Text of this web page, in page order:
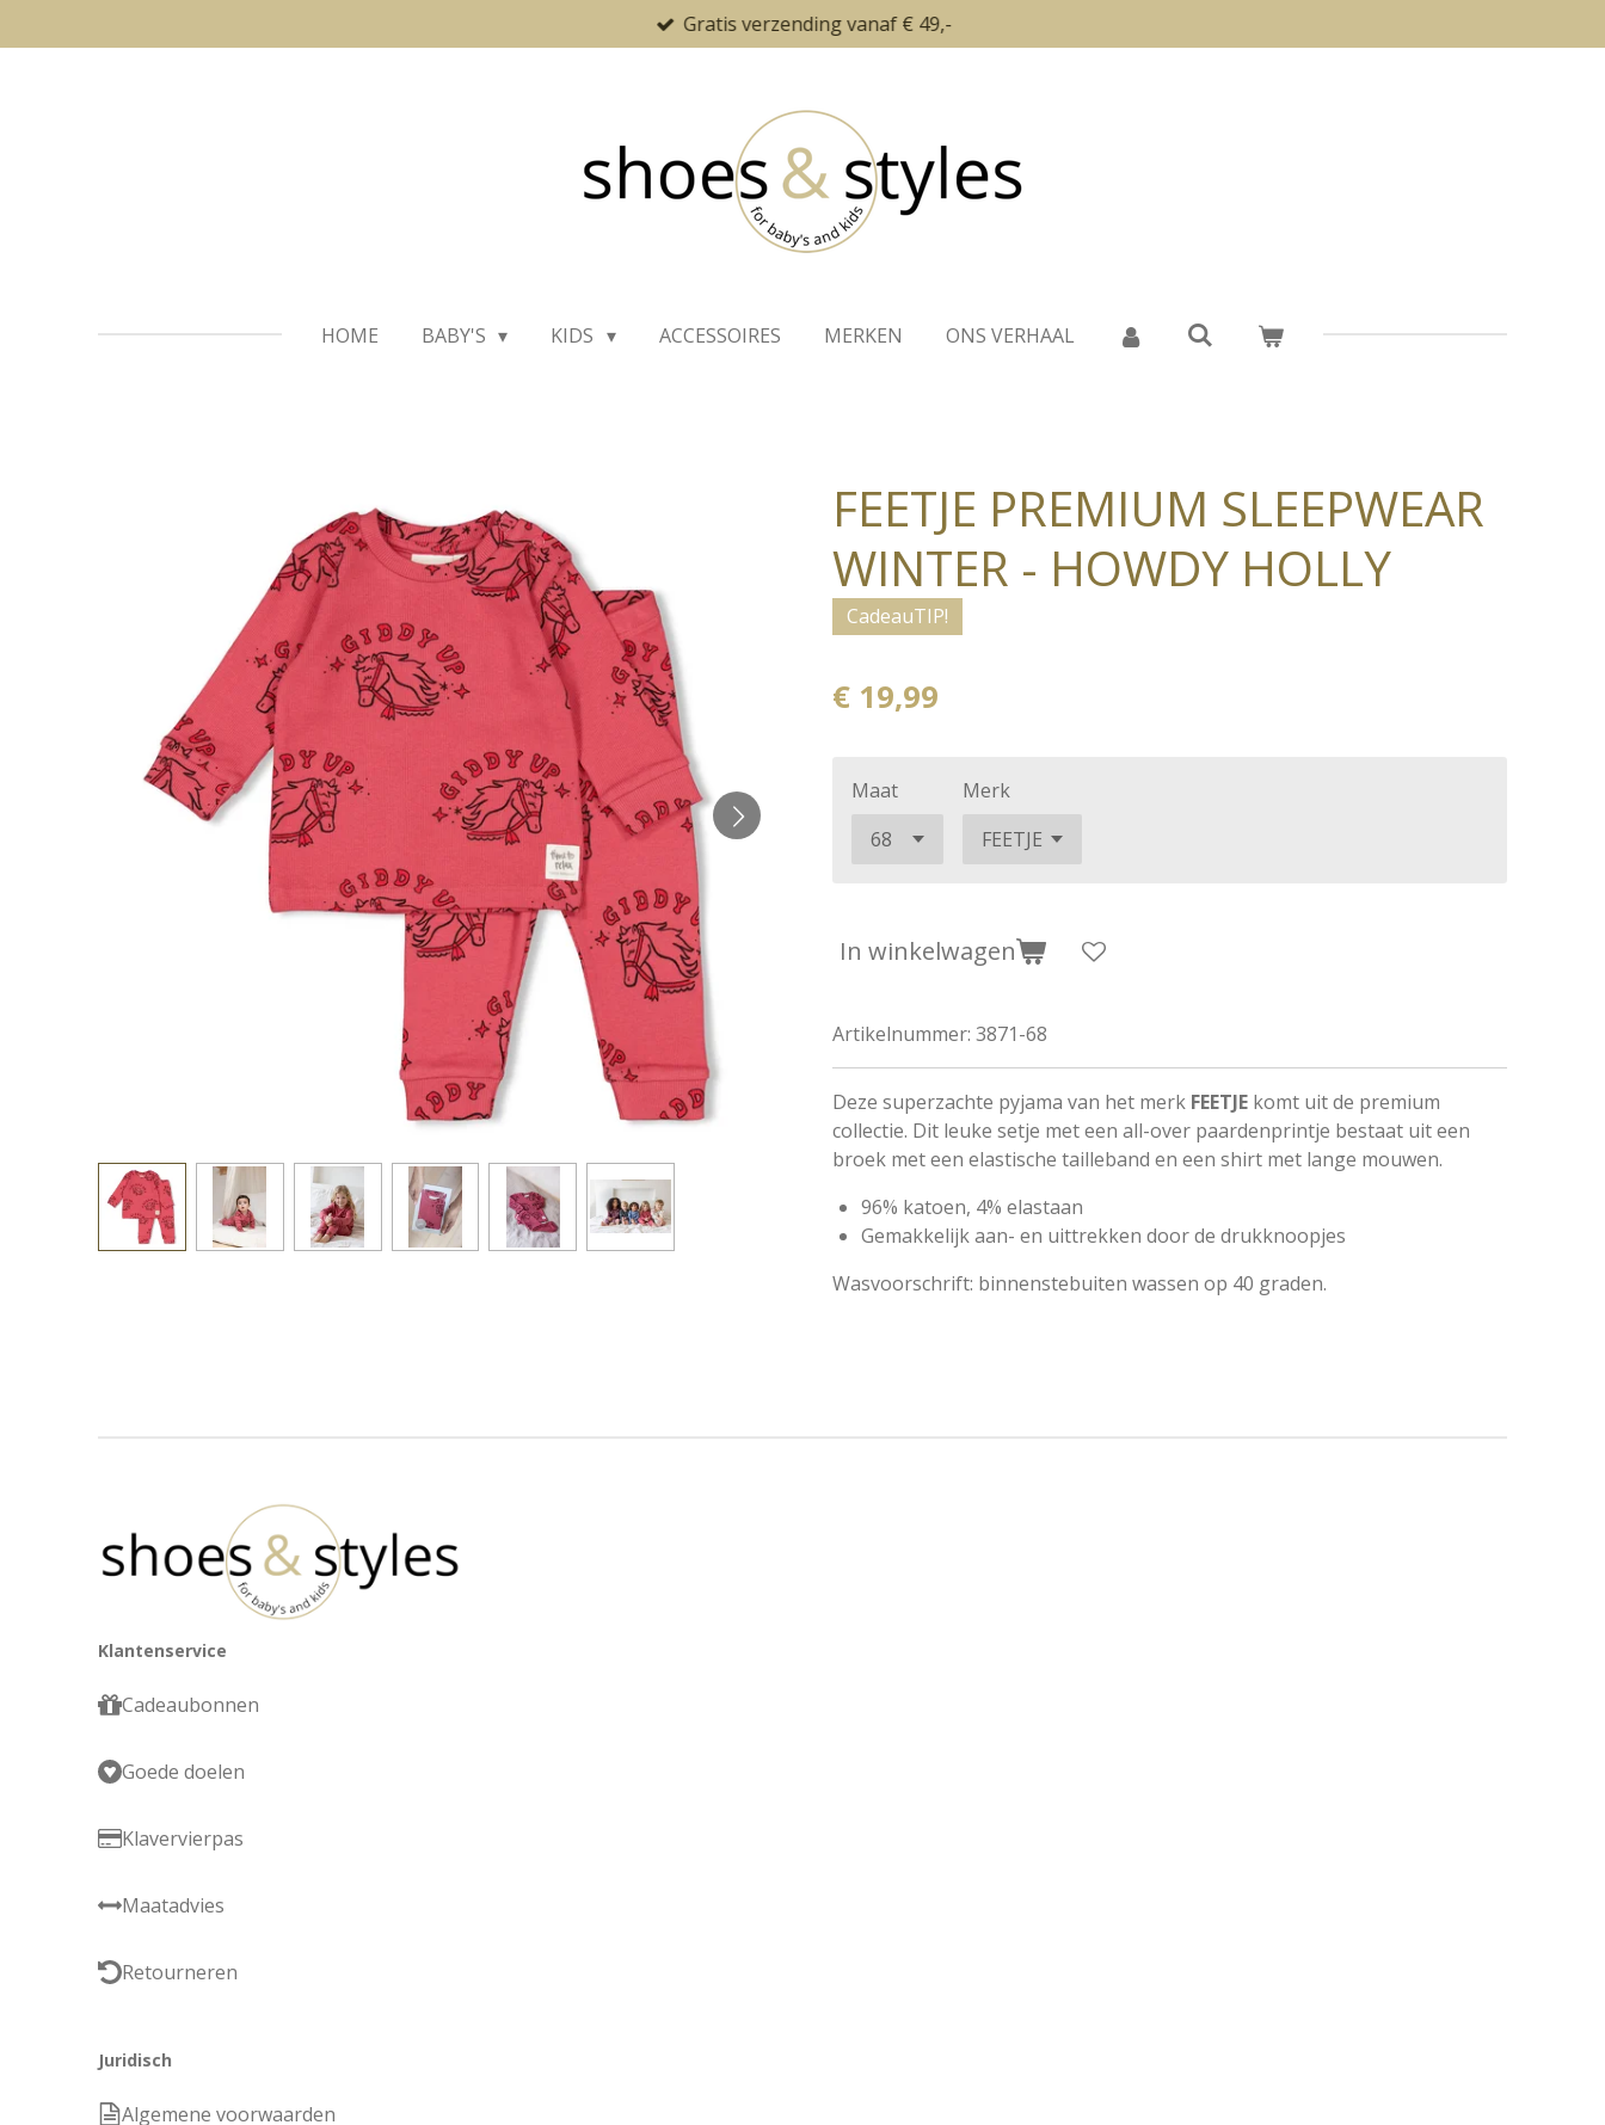
direct
Gratis verzending vanaf € 49,-
HOME BABY'S KIDS ACCESSOIRES MERKEN ONS VERHAAL
FEETJE PREMIUM SLEEPWEAR
WINTER - HOWDY HOLLY
CadeauTIP!
€ 19,99
Maat Merk
In winkelwagen
Artikelnummer: 3871-68
Deze superzachte pyjama van het merk FEETJE komt uit de premium
collectie. Dit leuke setje met een all-over paardenprintje bestaat uit een
broek met een elastische tailleband en een shirt met lange mouwen.
96% katoen, 4% elastaan
Gemakkelijk aan- en uittrekken door de drukknoopjes
Wasvoorschrift: binnenstebuiten wassen op 40 graden.
Klantenservice
Cadeaubonnen
Goede doelen
Klavervierpas
Maatadvies
Retourneren
Juridisch
Algemene voorwaarden